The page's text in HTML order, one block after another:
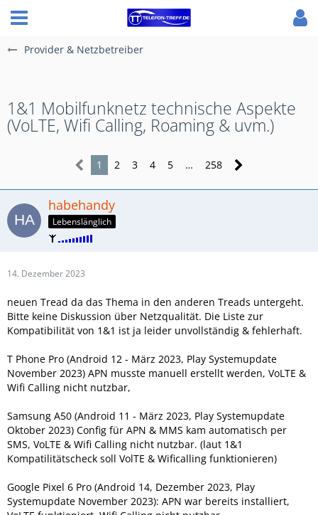
Provider & Netzbetreiber
1&1 Mobilfunknetz technische Aspekte
(VoLTE, Wifi Calling, Roaming & uvm.)
1 2 3 4 5 … 258
habehandy
Lebenslänglich
14. Dezember 2023
neuen Tread da das Thema in den anderen Treads untergeht.
Bitte keine Diskussion über Netzqualität. Die Liste zur
Kompatibilität von 1&1 ist ja leider unvollständig & fehlerhaft.
T Phone Pro (Android 12 - März 2023, Play Systemupdate
November 2023) APN musste manuell erstellt werden, VoLTE &
Wifi Calling nicht nutzbar,
Samsung A50 (Android 11 - März 2023, Play Systemupdate
Oktober 2023) Config für APN & MMS kam automatisch per
SMS, VoLTE & Wifi Calling nicht nutzbar. (laut 1&1
Kompatilitätscheck soll VolTE & Wificalling funktionieren)
Google Pixel 6 Pro (Android 14, Dezember 2023, Play
Systemupdate November 2023): APN war bereits installiert,